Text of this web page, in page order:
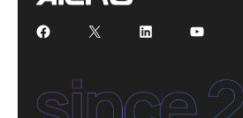
Facebook
X LinkedInYouTube